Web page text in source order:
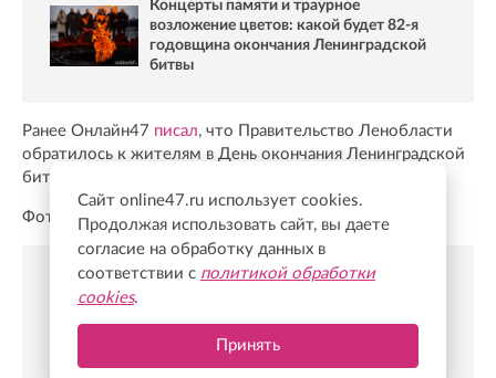
Концерты памяти и траурное
возложение цветов: какой будет 82-я
годовщина окончания Ленинградской
битвы
Ранее Онлайн47 писал, что Правительство Ленобласти
обратилось к жителям в День окончания Ленинградской
битвы.
Фото: Онлайн47
Новости Online47- в Telegram быстрее🚀
https://t.me/online47news
Сайт online47.ru использует cookies.
Продолжая использовать сайт, вы даете
согласие на обработку данных в
соответствии с политикой обработки
cookies.
Принять